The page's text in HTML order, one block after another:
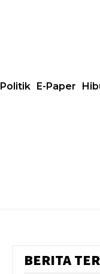
Politik E-Paper
BERITA